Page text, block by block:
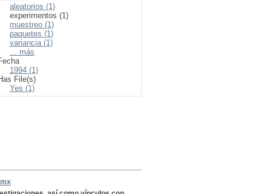
aleatorios (1)
experimentos (1)
muestreo (1)
paquetes (1)
variancia (1)
... más
1994 (1)
File(s)
Yes (1)